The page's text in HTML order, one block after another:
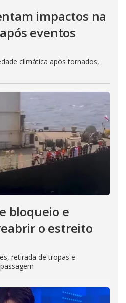
impactos na
eventos
climática após tornados,
bloqueio e
o estreito
retirada de tropas e